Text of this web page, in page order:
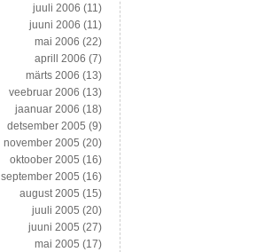
juuli 2006 (11)
juuni 2006 (11)
mai 2006 (22)
aprill 2006 (7)
märts 2006 (13)
veebruar 2006 (13)
jaanuar 2006 (18)
detsember 2005 (9)
november 2005 (20)
oktoober 2005 (16)
september 2005 (16)
august 2005 (15)
juuli 2005 (20)
juuni 2005 (27)
mai 2005 (17)